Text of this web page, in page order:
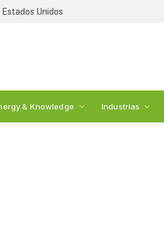
Unidos
& Knowledge Industrias